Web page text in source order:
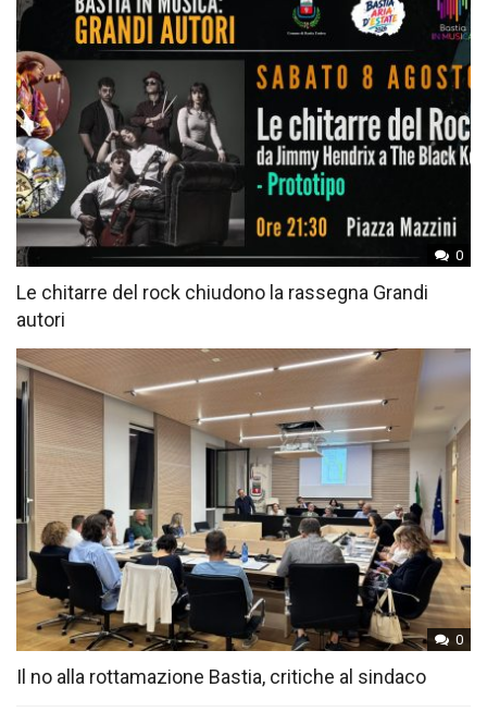
0
Le chitarre del rock chiudono la rassegna Grandi
autori
0
Il no alla rottamazione Bastia, critiche al sindaco